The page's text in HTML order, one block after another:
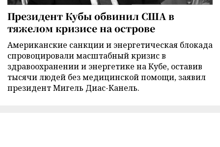
Президент Кубы обвинил США в
тяжелом кризисе на острове
Американские санкции и энергетическая блокада
спровоцировали масштабный кризис в
здравоохранении и энергетике на Кубе, оставив
тысячи людей без медицинской помощи, заявил
президент Мигель Диас-Канель.